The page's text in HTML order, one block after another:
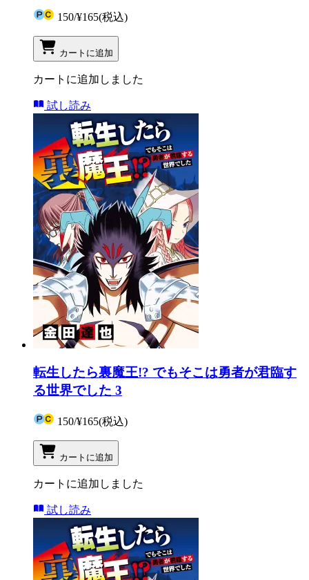
150/¥165(税込)
カートに追加
カートに追加しました
試し読み
転生したら裏魔王!? でもそこは勇者が君臨す
る世界でした 3
150/¥165(税込)
カートに追加
カートに追加しました
試し読み